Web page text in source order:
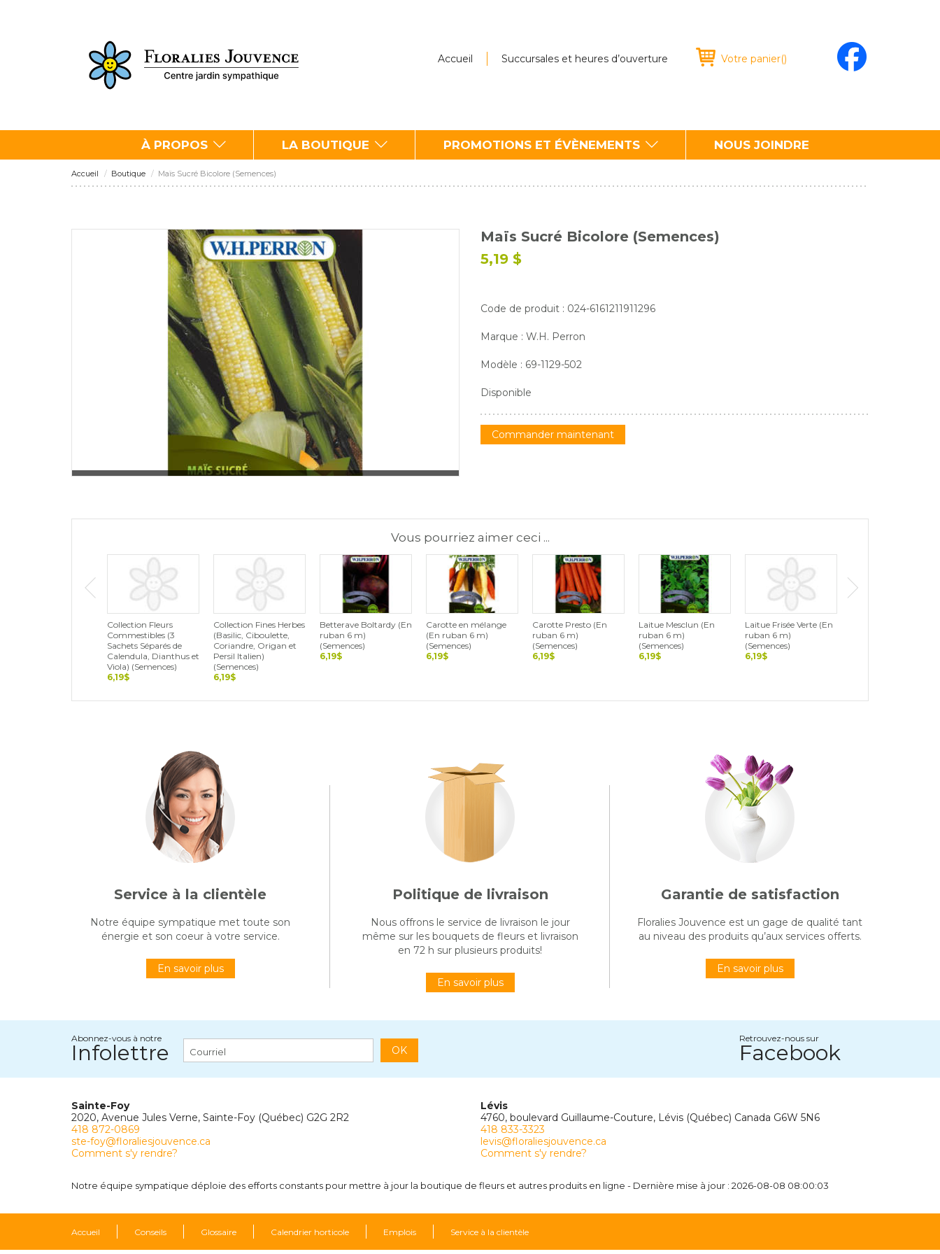
Accueil Succursales et heures d’ouverture Votre panier()
À PROPOS LA BOUTIQUE PROMOTIONS ET ÉVÈNEMENTS NOUS JOINDRE
Accueil Boutique Maïs Sucré Bicolore (Semences)
Maïs Sucré Bicolore (Semences)
5,19 $
Code de produit : 024-6161211911296
Marque : W.H. Perron
Modèle : 69-1129-502
Disponible
Commander maintenant
Vous pourriez aimer ceci ...
Collection Fleurs
Commestibles (3
Sachets Séparés de
Calendula, Dianthus et
Viola) (Semences)
6,19$
Collection Fines Herbes
(Basilic, Ciboulette,
Coriandre, Origan et
Persil Italien)
(Semences)
6,19$
Betterave Boltardy (En
ruban 6 m)
(Semences)
6,19$
Carotte en mélange
(En ruban 6 m)
(Semences)
6,19$
Carotte Presto (En
ruban 6 m)
(Semences)
6,19$
Laitue Mesclun (En
ruban 6 m)
(Semences)
6,19$
Laitue Frisée Verte (En
ruban 6 m)
(Semences)
6,19$
Service à la clientèle
Notre équipe sympatique met toute son
énergie et son coeur à votre service.
En savoir plus
Politique de livraison
Nous offrons le service de livraison le jour
même sur les bouquets de fleurs et livraison
en 72 h sur plusieurs produits!
En savoir plus
Garantie de satisfaction
Floralies Jouvence est un gage de qualité tant
au niveau des produits qu’aux services offerts.
En savoir plus
Abonnez-vous à notre
Infolettre OK
Retrouvez-nous sur
Facebook
Sainte-Foy
2020, Avenue Jules Verne, Sainte-Foy (Québec) G2G 2R2
418 872-0869
ste-foy@floraliesjouvence.ca
Comment s'y rendre?
Lévis
4760, boulevard Guillaume-Couture, Lévis (Québec) Canada G6W 5N6
418 833-3323
levis@floraliesjouvence.ca
Comment s'y rendre?
Notre équipe sympatique déploie des efforts constants pour mettre à jour la boutique de fleurs et autres produits en ligne - Dernière mise à jour : 2026-08-08 08:00:03
Accueil Conseils Glossaire Calendrier horticole Emplois Service à la clientèle